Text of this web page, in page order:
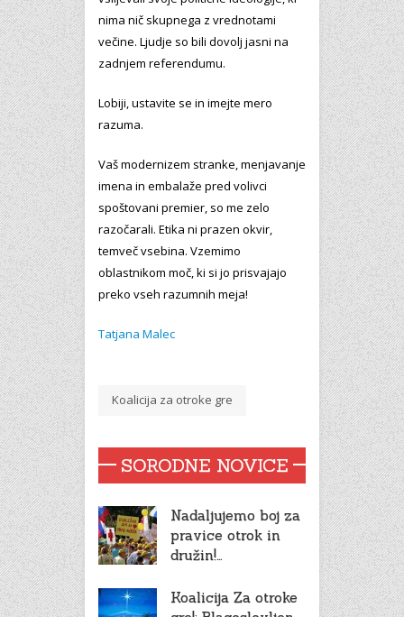
nima nič skupnega z vrednotami
večine. Ljudje so bili dovolj jasni na
zadnjem referendumu.
Lobiji, ustavite se in imejte mero
razuma.
Vaš modernizem stranke, menjavanje
imena in embalaže pred volivci
spoštovani premier, so me zelo
razočarali. Etika ni prazen okvir,
temveč vsebina. Vzemimo
oblastnikom moč, ki si jo prisvajajo
preko vseh razumnih meja!
Tatjana Malec
Koalicija za otroke gre
SORODNE NOVICE
Nadaljujemo boj za
pravice otrok in
družin!…
Koalicija Za otroke